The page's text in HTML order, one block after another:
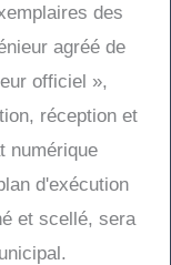
des
agréé de
officiel »,
réception et
numérique
d'exécution
et scellé, sera